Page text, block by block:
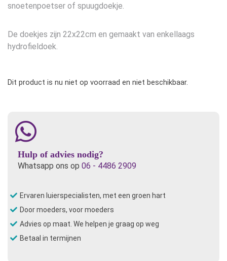
snoetenpoetser of spuugdoekje.
De doekjes zijn 22x22cm en gemaakt van enkellaags
hydrofieldoek.
Dit product is nu niet op voorraad en niet beschikbaar.
Hulp of advies nodig?
Whatsapp ons op 06 - 4486 2909
Ervaren luierspecialisten, met een groen hart
Door moeders, voor moeders
Advies op maat. We helpen je graag op weg
Betaal in termijnen